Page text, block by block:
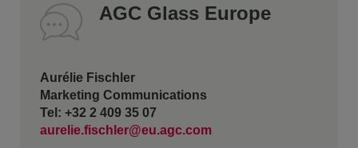
AGC Glass Europe
Aurélie Fischler
Marketing Communications
Tel: +32 2 409 35 07
aurelie.fischler@eu.agc.com